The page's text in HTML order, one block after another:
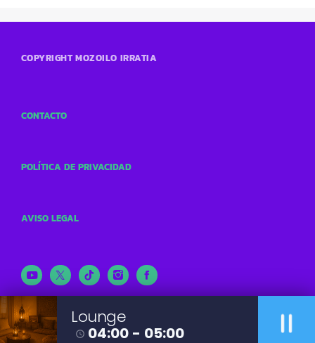
Lounge
access_time 04:00 - 05:00 pause
COPYRIGHT MOZOILO IRRATIA
CONTACTO
POLÍTICA DE PRIVACIDAD
AVISO LEGAL